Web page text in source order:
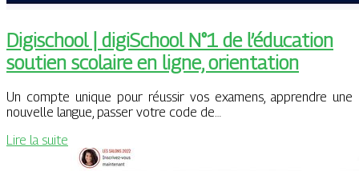
Digischool | digiSchool N°1 de l’éducation
soutien scolaire en ligne, orientation
Un compte unique pour réussir vos examens, apprendre une
nouvelle langue, passer votre code de…
Lire la suite